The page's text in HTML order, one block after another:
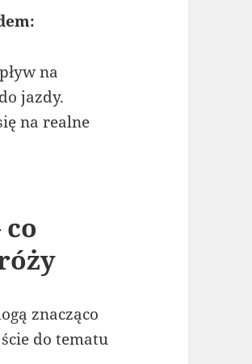
na
jazdy.
na realne
znacząco
do tematu